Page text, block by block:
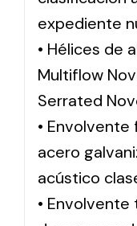
expediente
• Hélices de
Multiflow
Serrated
•
acero
acústico
•